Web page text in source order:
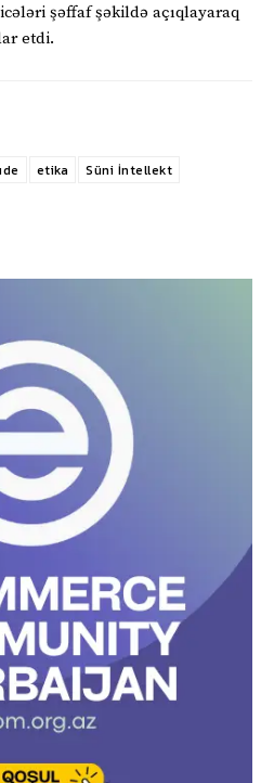
şəffaf şəkildə açıqlayaraq
etdi.
etika
Süni İntellekt